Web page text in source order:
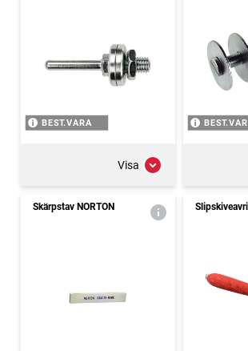
BEST.VARA
Visa
Skärpstav NORTON